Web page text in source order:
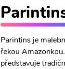
Parintins je
řekou
představuje